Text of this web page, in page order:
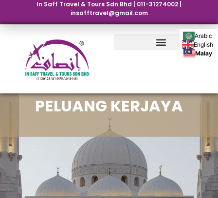
In Saff Travel & Tours Sdn Bhd | 011-31274002 |
insafftravel@gmail.com
PELUANG KERJAYA
Arabic
English
Malay